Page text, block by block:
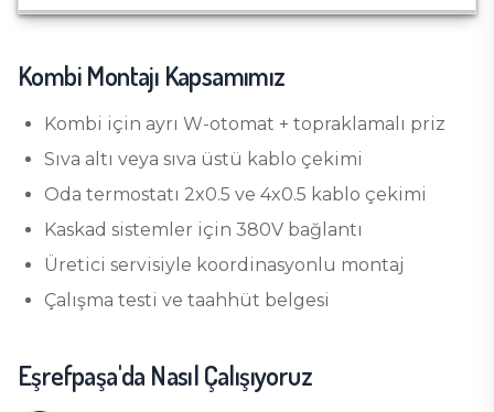
Kombi Montajı Kapsamımız
Kombi için ayrı W-otomat + topraklamalı priz
Sıva altı veya sıva üstü kablo çekimi
Oda termostatı 2x0.5 ve 4x0.5 kablo çekimi
Kaskad sistemler için 380V bağlantı
Üretici servisiyle koordinasyonlu montaj
Çalışma testi ve taahhüt belgesi
Eşrefpaşa'da Nasıl Çalışıyoruz